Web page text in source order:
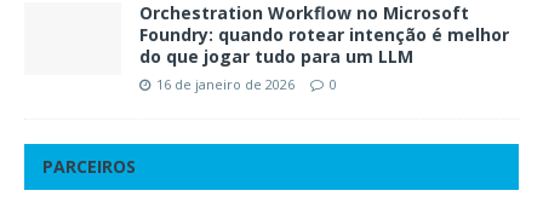
Orchestration Workflow no Microsoft
Foundry: quando rotear intenção é melhor
do que jogar tudo para um LLM
16 de janeiro de 2026 0
PARCEIROS